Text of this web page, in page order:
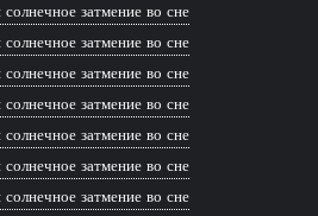
затмение во сне
затмение во сне
затмение во сне
затмение во сне
затмение во сне
затмение во сне
затмение во сне